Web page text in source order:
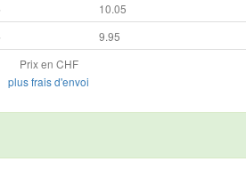
10.05
9.95
Prix en CHF
plus frais d'envoi